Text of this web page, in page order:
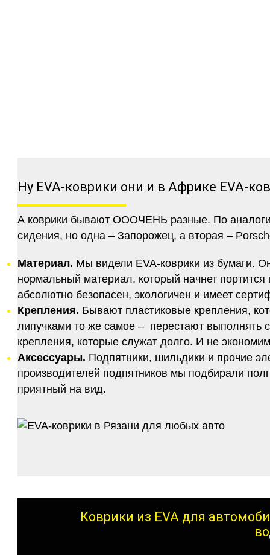
Ну EVA-коврики они и в Африке EVA-
А коврики бывают ОООЧЕНЬ разные. По
сидения, но одна – Запорожец, а вторая –
Материал. Мы видели EVA-коврики из бумаги.
нормальный материал, который начнет
абсолютно безопасен, экологичен и имеет
Крепления. Бывают пластиковые крепления,
липучками то же самое – перестают
крепления, которые служат долго. И не
Аксессуары. Подпятники, шильдики и прочие
производителей подпятников мы подбирали
приятный на вид.
Коврики из EVA для